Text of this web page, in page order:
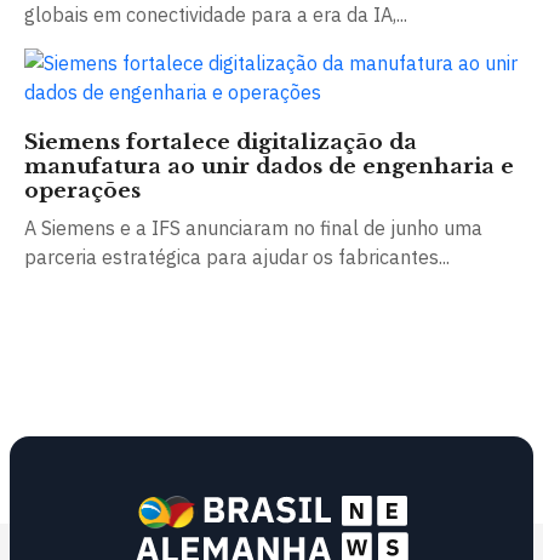
globais em conectividade para a era da IA,...
Siemens fortalece digitalização da
manufatura ao unir dados de engenharia e
operações
A Siemens e a IFS anunciaram no final de junho uma
parceria estratégica para ajudar os fabricantes...